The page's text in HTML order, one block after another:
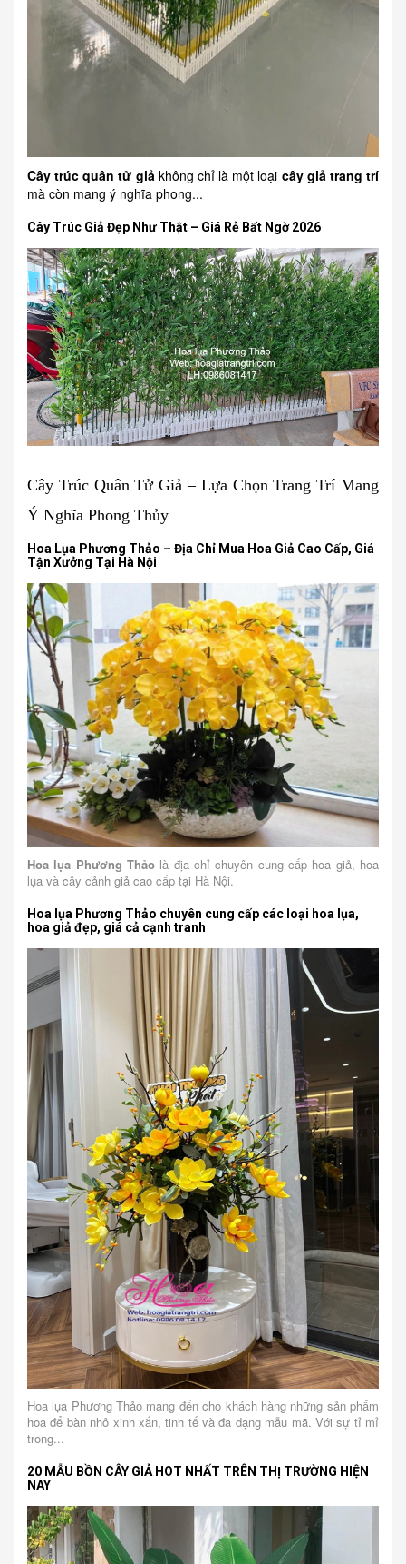
Cây trúc quân tử giả không chỉ là một loại cây giả trang trí
mà còn mang ý nghĩa phong...
Cây Trúc Giả Đẹp Như Thật – Giá Rẻ Bất Ngờ 2026
Cây Trúc Quân Tử Giả – Lựa Chọn Trang Trí Mang
Ý Nghĩa Phong Thủy
Hoa Lụa Phương Thảo – Địa Chỉ Mua Hoa Giả Cao Cấp, Giá
Tận Xưởng Tại Hà Nội
Hoa lụa Phương Thảo là địa chỉ chuyên cung cấp hoa giả, hoa
lụa và cây cảnh giả cao cấp tại Hà Nội.
Hoa lụa Phương Thảo chuyên cung cấp các loại hoa lụa,
hoa giả đẹp, giá cả cạnh tranh
Hoa lụa Phương Thảo mang đến cho khách hàng những sản phẩm
hoa để bàn nhỏ xinh xắn, tinh tế và đa dạng mẫu mã. Với sự tỉ mỉ
trong...
20 MẪU BỒN CÂY GIẢ HOT NHẤT TRÊN THỊ TRƯỜNG HIỆN
NAY